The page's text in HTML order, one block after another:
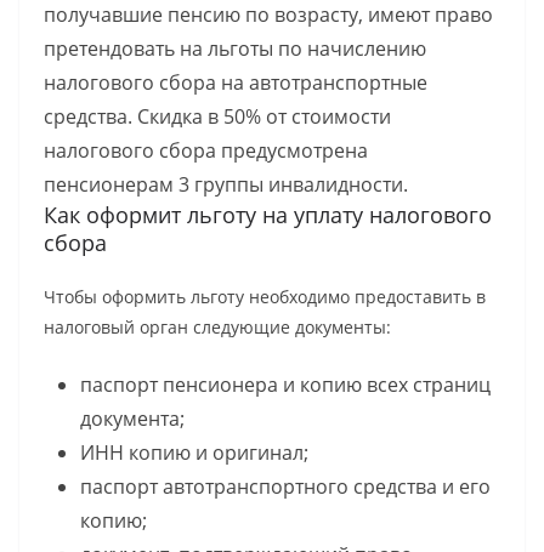
получавшие пенсию по возрасту, имеют право
претендовать на льготы по начислению
налогового сбора на автотранспортные
средства. Скидка в 50% от стоимости
налогового сбора предусмотрена
пенсионерам 3 группы инвалидности.
Как оформит льготу на уплату налогового
сбора
Чтобы оформить льготу необходимо предоставить в
налоговый орган следующие документы:
паспорт пенсионера и копию всех страниц
документа;
ИНН копию и оригинал;
паспорт автотранспортного средства и его
копию;